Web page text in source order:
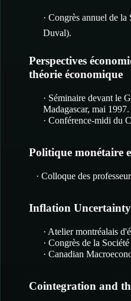
· Congrès annuel de
Duval).
Perspectives
théorie économique
· Séminaire devant le
Madagascar, mai 1997.
· Conférence-midi du
Politique monétaire
· Colloque des
Inflation
· Atelier montréalais
· Congrès de la
· Canadian
Cointegration and